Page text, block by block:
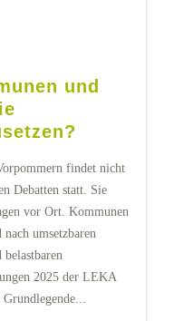
und
findet nicht
Debatten statt. Sie
vor Ort. Kommunen
umsetzbaren
2025 der LEKA